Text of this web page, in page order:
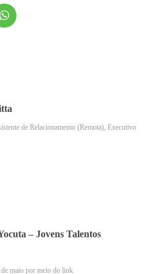
esta variedade é conhecida
e sabor distinto, sendo a mais
e econômicas que viriam a
seguintes.
de Relacionamento (Remota), Executivo
– Jovens Talentos
maio por meio do link